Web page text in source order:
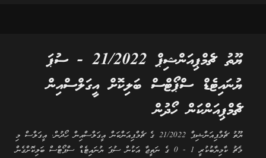
ޔޫތު ޗެމްޕިއަންޝިޕް 21/2022 - ސުޕަ
ޔުނައިޓެޑް ސްޕޯޓްސް ބަލިކޮށް އީގަލްސްއިން
ޗެމްޕިއަންކަން ހޯދުން
ޔޫތު ޗެމްޕިއަންޝިޕް 21/2022 ގެ ޗެމްޕިއަންކަން އީގަލްސްއިން ހޯދުން. އީގަލްސް މި
މެޗު ކާމިޔާބުކުރީ 1 - 0 ގެ ނަތީޖާ އަކުން ސުޕަ ޔުނައިޓެޑް ސްޕޯޓްސް ބަލިކޮށްގެން